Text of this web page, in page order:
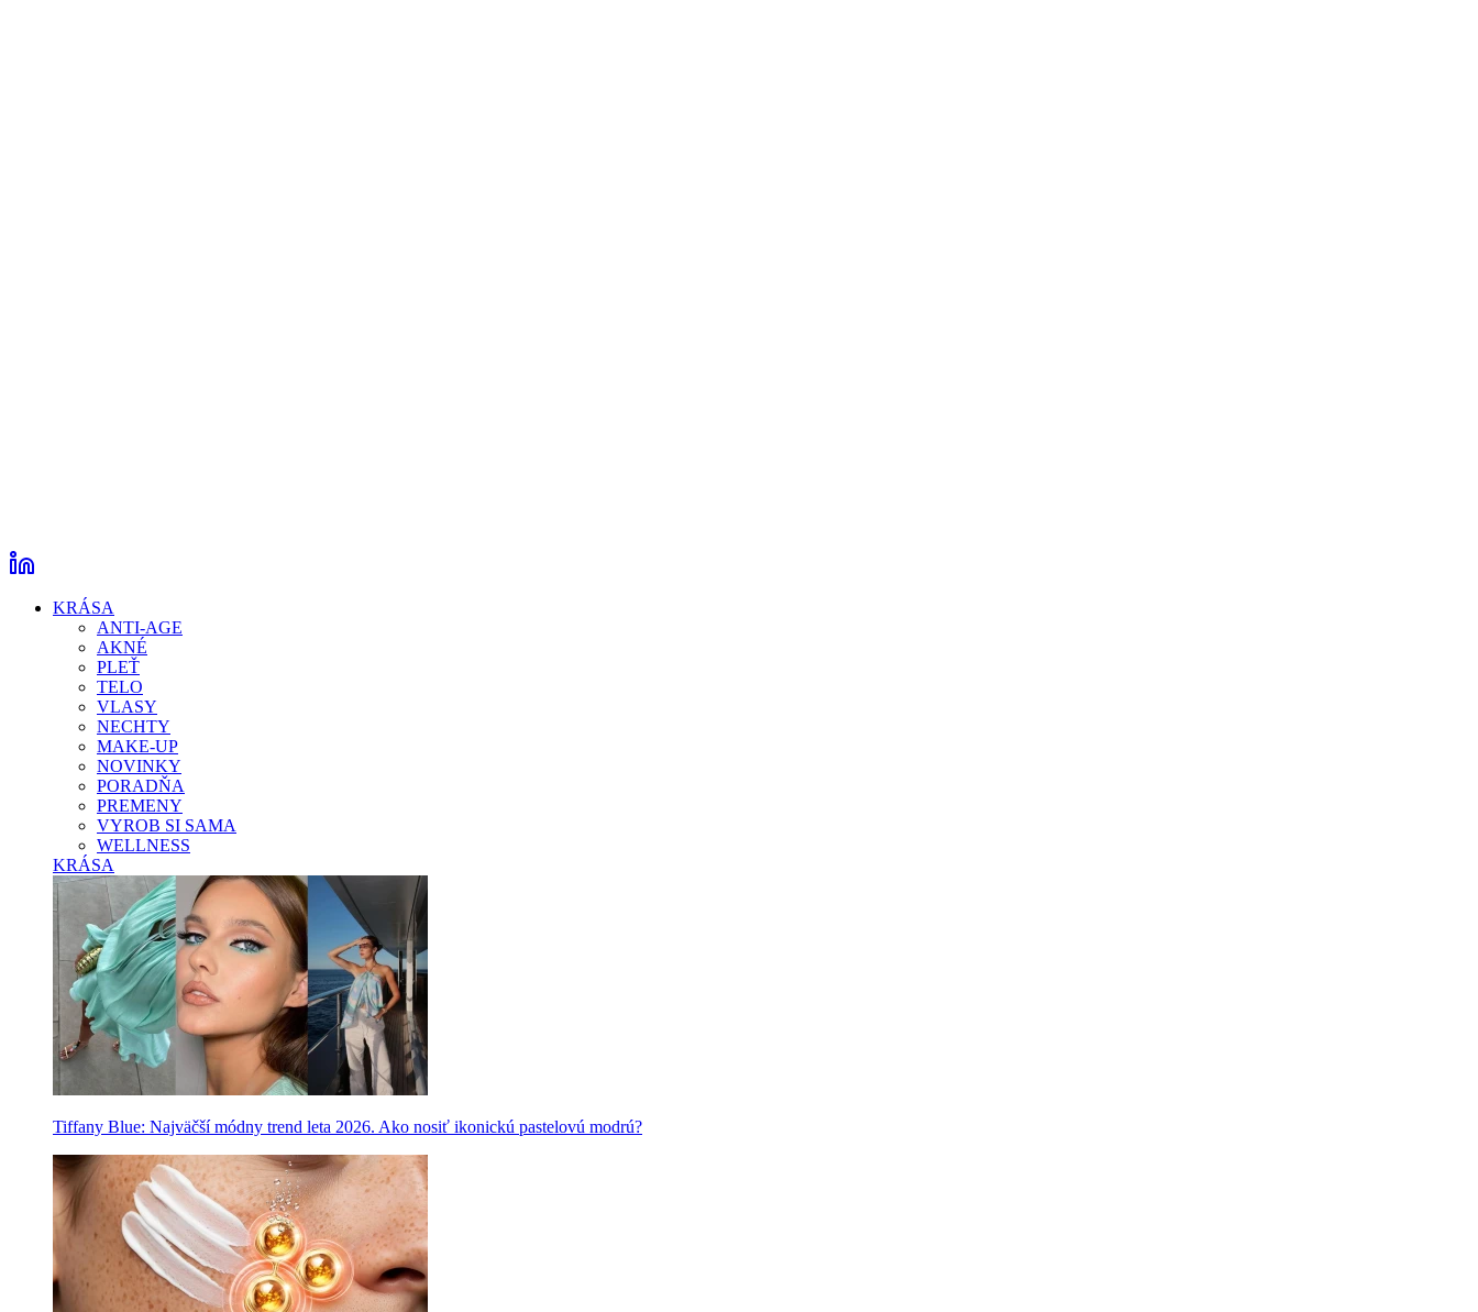
KRÁSA
ANTI-AGE
AKNÉ
PLEŤ
TELO
VLASY
NECHTY
MAKE-UP
NOVINKY
PORADŇA
PREMENY
VYROB SI SAMA
WELLNESS
KRÁSA
Tiffany Blue: Najväčší módny trend leta 2026. Ako nosiť ikonickú pastelovú modrú?